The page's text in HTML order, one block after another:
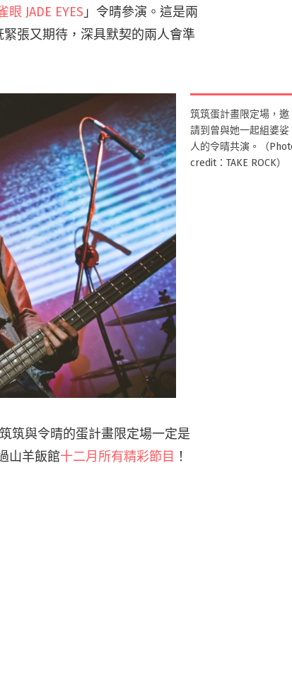
眼 JADE EYES 」令晴參演。這是兩
張又期待，深具默契的兩人會準
筑筑蛋計畫限定場，邀
請到曾與她一起組婆娑
人的令晴共演。（
credit：TAKE ROCK）
筑與令晴的蛋計畫限定場一定是
山羊飯館十二月所有精彩節目 ！